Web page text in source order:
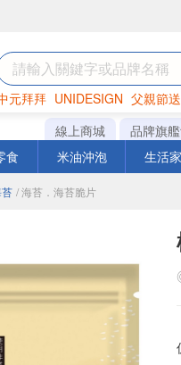
元拜拜 UNIDESIGN 父親節
罐頭 海苔 洋芋片
線上商城 品牌旗
食 米油沖泡 生活
/ 海苔．海苔脆片